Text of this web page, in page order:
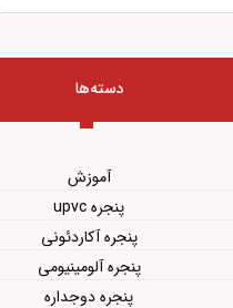
دسته‌ها
آموزش
پنجره upvc
پنجره آکاردئونی
پنجره آلومینیومی
پنجره دوجداره